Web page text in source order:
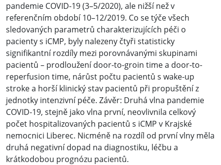
pandemie COVID-19 (3–5/2020), ale nižší než v
referenčním období 10–12/2019. Co se týče všech
sledovaných parametrů charakterizujících péči o
pacienty s iCMP, byly nalezeny čtyři statisticky
signifikantní rozdíly mezi porovnávanými skupinami
pacientů – prodloužení door-to-groin time a door-to-
reperfusion time, nárůst počtu pacientů s wake-up
stroke a horší klinický stav pacientů při propuštění z
jednotky intenzivní péče. Závěr: Druhá vlna pandemie
COVID-19, stejně jako vlna první, neovlivnila celkový
počet hospitalizovaných pacientů s iCMP v Krajské
nemocnici Liberec. Nicméně na rozdíl od první vlny měla
druhá negativní dopad na dia­gnostiku, léčbu a
krátkodobou prognózu pacientů.